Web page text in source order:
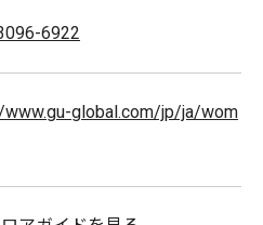
6922
www.gu-global.com/jp/ja/wom